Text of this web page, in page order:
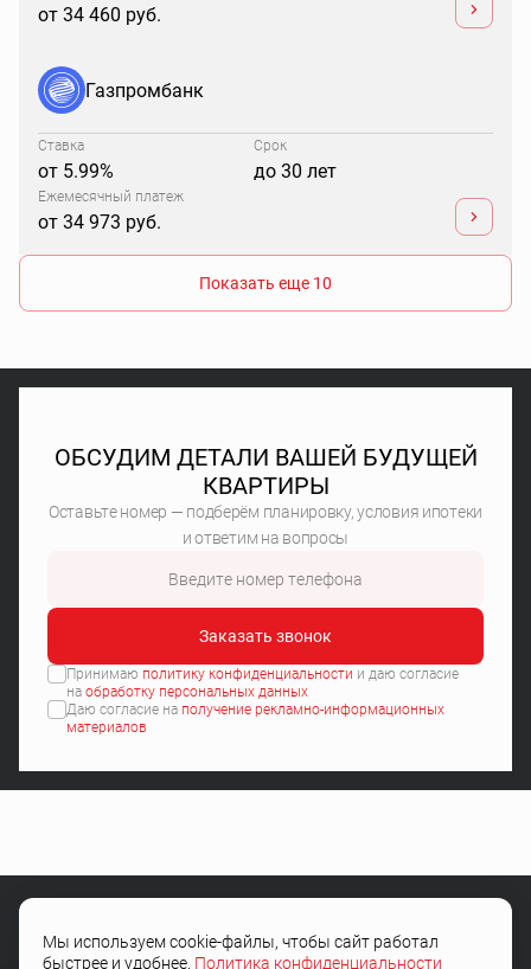
от 34 460 руб.
Газпромбанк
Ставка
от 5.99%
Срок
до 30 лет
Ежемесячный платеж
от 34 973 руб.
Показать еще 10
ОБСУДИМ ДЕТАЛИ ВАШЕЙ БУДУЩЕЙ
КВАРТИРЫ
Оставьте номер — подберём планировку, условия ипотеки
и ответим на вопросы
Заказать звонок
Принимаю политику конфиденциальности и даю согласие
наобработку персональных данных
Даю согласие на получение рекламно-информационных
материалов
+7 (4722) 505-504
Мы используем cookie-файлы, чтобы сайт работал
быстрее и удобнее. Политика конфиденциальности